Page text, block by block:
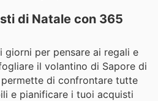
di Natale con 365
giorni per pensare ai regali e
il volantino di Sapore di
di confrontare tutte
e pianificare i tuoi acquisti